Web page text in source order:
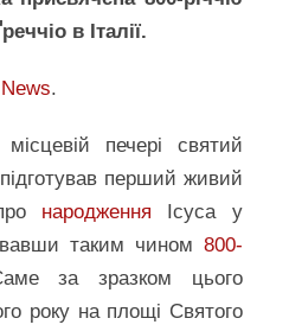
в Італії.
.
печері святий
перший живий
народження Ісуса у
таким чином 800-
за зразком цього
року на площі Святого